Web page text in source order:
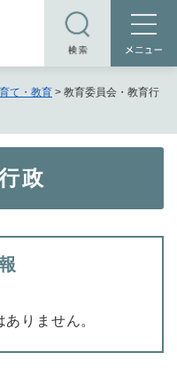
て・教育 > 教育委員会・教育行
政
りません。